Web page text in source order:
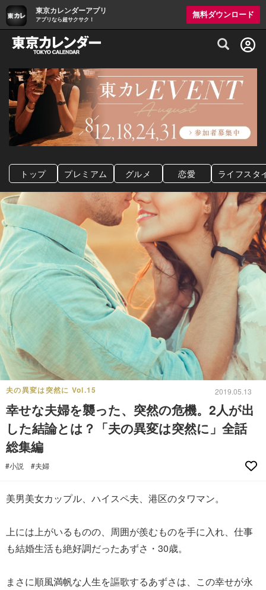
東京カレンダーアプリ
アプリなら超サクサク！
無料ダウンロード
グルメ情報・プレミアムレストラン予約
トップ プレミアム グルメ 恋愛 ライフスタ
夫の異変は突然に Vol.15 2019.05.13
幸せな夫婦を襲った、突然の危機。2人が出
した結論とは？「夫の異変は突然に」全話
総集編
#小説 #夫婦
美男美女カップル、ハイスペ夫、港区のタワマン。
上には上がいるものの、周囲が羨むものを手に入れ、仕事
も結婚生活も絶好調だったあずさ・30歳。
まさに順風満帆な人生を謳歌するあずさは、この幸せが永